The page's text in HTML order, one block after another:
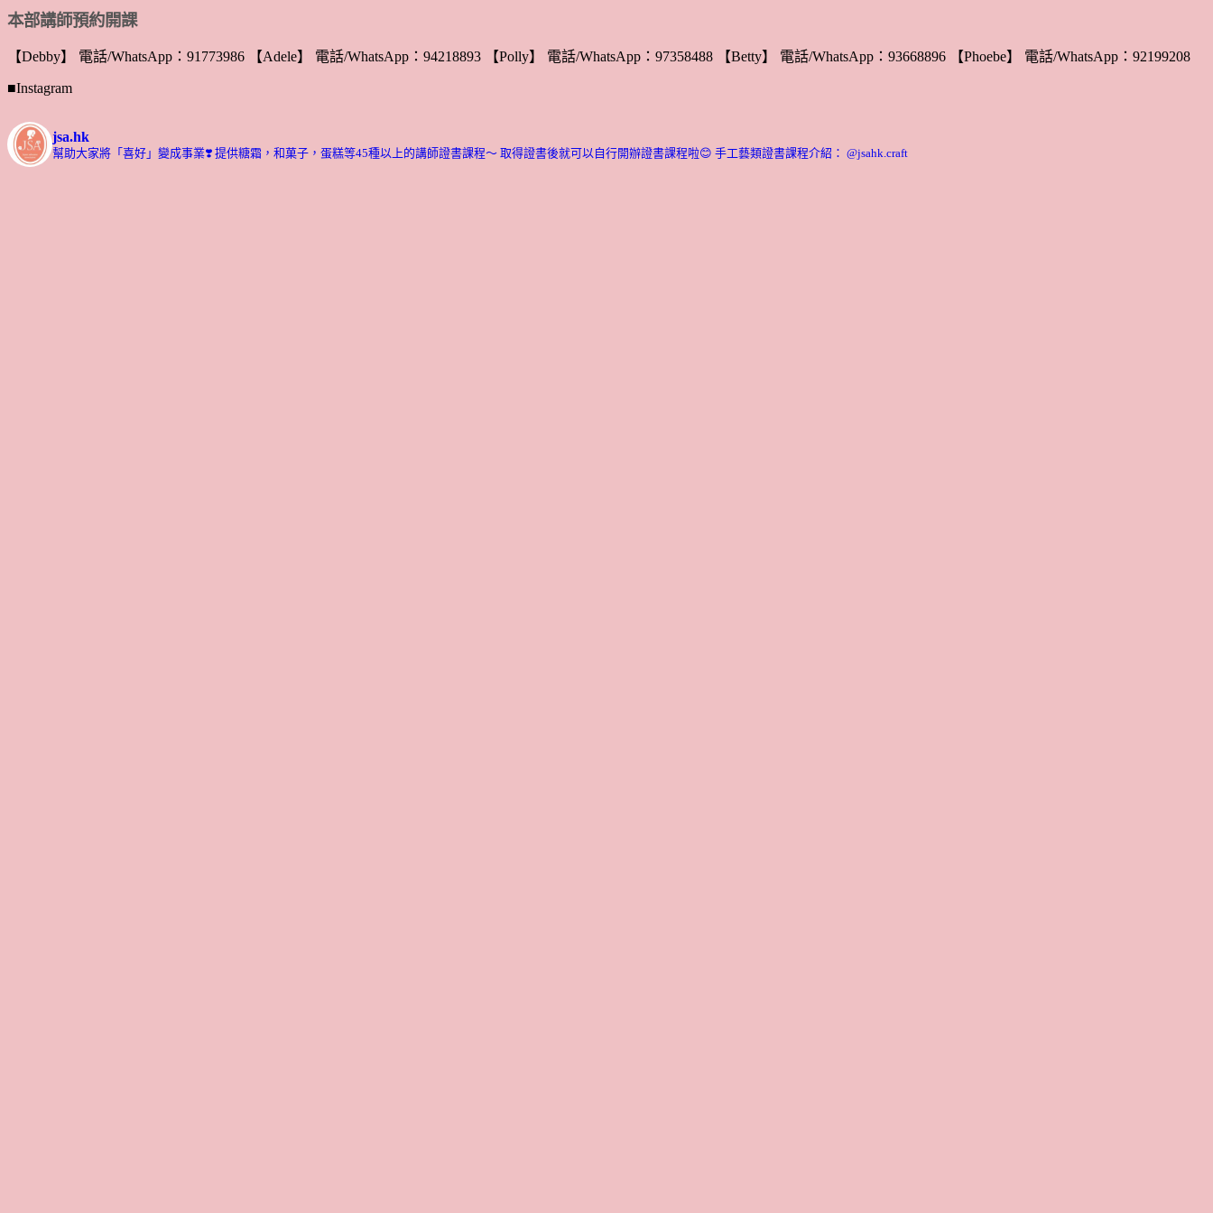
本部講師預約開課
【Debby】 電話/WhatsApp：91773986 【Adele】 電話/WhatsApp：94218893 【Polly】 電話/WhatsApp：97358488 【Betty】 電話/WhatsApp：93668896 【Phoebe】 電話/WhatsApp：92199208
■Instagram
jsa.hk
幫助大家將「喜好」變成事業❣️ 提供糖霜，和菓子，蛋糕等45種以上的講師證書課程～ 取得證書後就可以自行開辦證書課程啦😊 手工藝類證書課程介紹： @jsahk.craft